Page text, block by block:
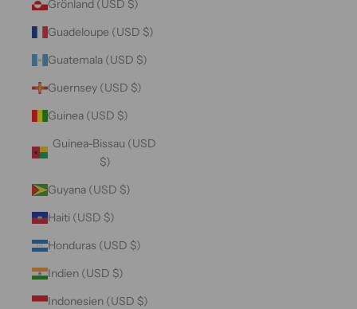
Grönland (USD $)
Guadeloupe (USD $)
Guatemala (USD $)
Guernsey (USD $)
Guinea (USD $)
Guinea-Bissau (USD
$)
Guyana (USD $)
Haiti (USD $)
Honduras (USD $)
Indien (USD $)
Indonesien (USD $)